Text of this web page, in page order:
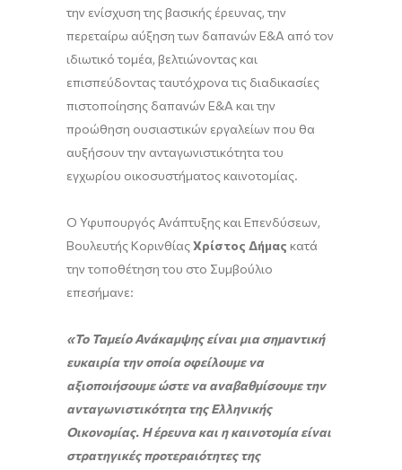
την ενίσχυση της βασικής έρευνας, την
περεταίρω αύξηση των δαπανών Ε&Α από τον
ιδιωτικό τομέα, βελτιώνοντας και
επισπεύδοντας ταυτόχρονα τις διαδικασίες
πιστοποίησης δαπανών Ε&Α και την
προώθηση ουσιαστικών εργαλείων που θα
αυξήσουν την ανταγωνιστικότητα του
εγχωρίου οικοσυστήματος καινοτομίας.
Ο Υφυπουργός Ανάπτυξης και Επενδύσεων,
Βουλευτής ΚορινθίαςΧρίστος Δήμας κατά
την τοποθέτηση του στο Συμβούλιο
επεσήμανε:
«Το Ταμείο Ανάκαμψης είναι μια σημαντική
ευκαιρία την οποία οφείλουμε να
αξιοποιήσουμε ώστε να αναβαθμίσουμε την
ανταγωνιστικότητα της Ελληνικής
Οικονομίας. Η έρευνα και η καινοτομία είναι
στρατηγικές προτεραιότητες της